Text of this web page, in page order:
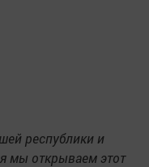
республики и
мы открываем этот